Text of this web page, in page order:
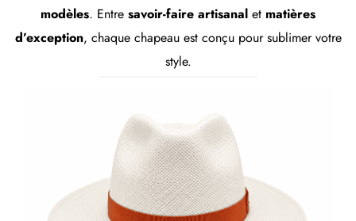
modèles. Entre savoir-faire artisanal et matières
d’exception, chaque chapeau est conçu pour sublimer votre
style.